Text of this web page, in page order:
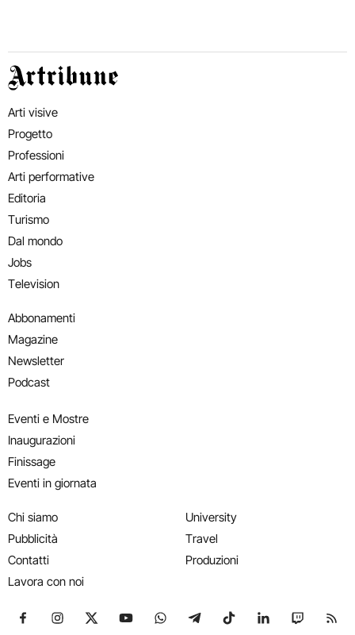
Artribune
Arti visive
Progetto
Professioni
Arti performative
Editoria
Turismo
Dal mondo
Jobs
Television
Abbonamenti
Magazine
Newsletter
Podcast
Eventi e Mostre
Inaugurazioni
Finissage
Eventi in giornata
Chi siamo
Pubblicità
Contatti
Lavora con noi
University
Travel
Produzioni
Seguici su Facebook
Seguici su Instagram
Seguici su X
Seguici su YouTube
Seguici su WhatsApp
Seguici su Telegram
Seguici su TikTok
Seguici su
Seguici